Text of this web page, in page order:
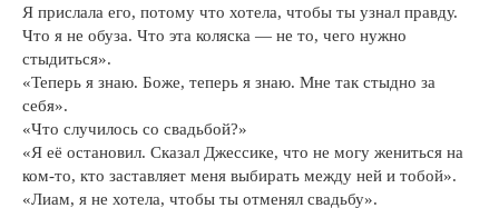
Я прислала его, потому что хотела, чтобы ты узнал правду.
Что я не обуза. Что эта коляска — не то, чего нужно
стыдиться».
«Теперь я знаю. Боже, теперь я знаю. Мне так стыдно за
себя».
«Что случилось со свадьбой?»
«Я её остановил. Сказал Джессике, что не могу жениться на
ком-то, кто заставляет меня выбирать между ней и тобой».
«Лиам, я не хотела, чтобы ты отменял свадьбу».